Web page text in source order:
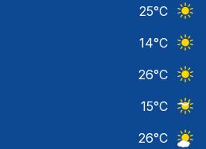
25°C
14°C
26°C
15°C
26°C